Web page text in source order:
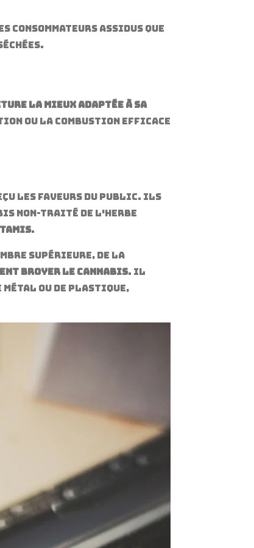
consommateurs assidus que
la mieux adaptée à sa
ou la combustion efficace
les faveurs du public. Ils
non-traité de l'herbe
.
supérieure, de la
broyer le cannabis. Il
métal ou de plastique,